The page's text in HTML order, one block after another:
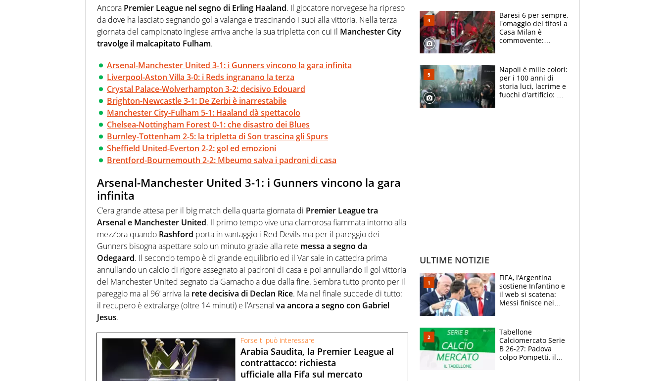
innata di trovare la notizia dove altri non vedono granché
Ancora Premier League nel segno di Erling Haaland. Il giocatore norvegese ha ripreso
da dove ha lasciato segnando gol a valanga e trascinando i suoi alla vittoria. Nella terza
giornata del campionato inglese arriva anche la sua tripletta con cui il Manchester City
travolge il malcapitato Fulham.
Arsenal-Manchester United 3-1: i Gunners vincono la gara infinita
Liverpool-Aston Villa 3-0: i Reds ingranano la terza
Crystal Palace-Wolverhampton 3-2: decisivo Edouard
Brighton-Newcastle 3-1: De Zerbi è inarrestabile
Manchester City-Fulham 5-1: Haaland dà spettacolo
Chelsea-Nottingham Forest 0-1: che disastro dei Blues
Burnley-Tottenham 2-5: la tripletta di Son trascina gli Spurs
Sheffield United-Everton 2-2: gol ed emozioni
Brentford-Bournemouth 2-2: Mbeumo salva i padroni di casa
Arsenal-Manchester United 3-1: i Gunners vincono la gara
infinita
C’era grande attesa per il big match della quarta giornata di Premier League tra
Arsenal e Manchester United. Il primo tempo vive una clamorosa fiammata intorno alla
mezz’ora quando Rashford porta in vantaggio i Red Devils ma per il pareggio dei
Gunners bisogna aspettare solo un minuto grazie alla rete messa a segno da
Odegaard. Il secondo tempo è di grande equilibrio ed il Var sale in cattedra prima
annullando un calcio di rigore assegnato ai padroni di casa e poi annullando il gol vittoria
del Manchester United segnato da Gamacho a due dalla fine. Sembra tutto pronto per il
pareggio ma al 96’ arriva la rete decisiva di Declan Rice. Ma nel finale succede di tutto:
il recupero è extralarge (oltre 14 minuti) e l’Arsenal va ancora a segno con Gabriel
Jesus.
Forse ti può interessare
Arabia Saudita, la Premier League al
contrattacco: richiesta
ufficiale alla Fifa sul mercato
circondati
dall'affetto dei tifosi
Baresi 6 per sempre,
l'omaggio dei tifosi a
Casa Milan è
commovente:
bigliettini
Napoli è mille colori:
per i 100 anni di
storia luci, lacrime e
fuochi d'artificio: De
ULTIME NOTIZIE
FIFA, l’Argentina
sostiene Infantino e
il web si scatena:
Messi finisce nei
polemiche
Tabellone
Calciomercato Serie
B 26-27: Padova
colpo Pompetti, il